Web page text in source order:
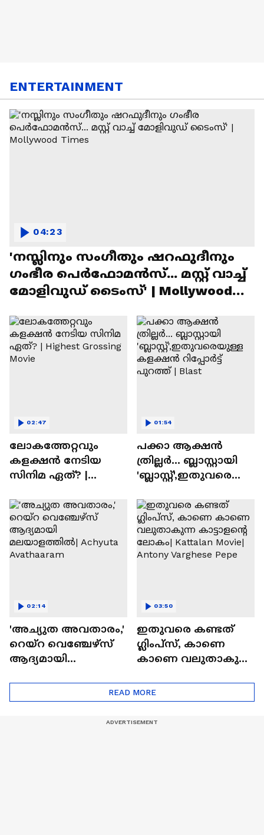
ENTERTAINMENT
'നസ്ലിനും സംഗീതും ഷറഫുദീനും
ഗംഭീര പെർഫോമൻസ്... മസ്റ്റ് വാച്ച്
മോളിവുഡ് ടൈംസ്' | Mollywood
04:23
ലോകത്തേറ്റവും
കളക്ഷൻ നേടിയ
സിനിമ ഏത്? |
Movie
02:47
പക്കാ ആക്ഷൻ
ത്രില്ലർ... ബ്ലാസ്റ്റായി
'ബ്ലാസ്റ്റ്',ഇതുവരെയു
റിപ്പോർട്ട് പുറത്ത് |
Blast
01:54
'അച്യുത അവതാരം,'
റെയ്റ വെഞ്ചേഴ്‌സ്
ആദ്യമായി
Achyuta Avathaaram
02:14
ഇതുവരെ കണ്ടത്
ഗ്ലിംപ്സ്, കാണെ
കാണെ വലുതാകുന്ന
Kattalan Movie|
Antony Varghese Pepe
03:50
READ MORE